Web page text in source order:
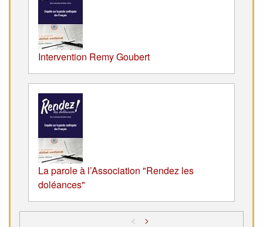
Intervention Remy Goubert
La parole à l’Association "Rendez les
doléances"
< >